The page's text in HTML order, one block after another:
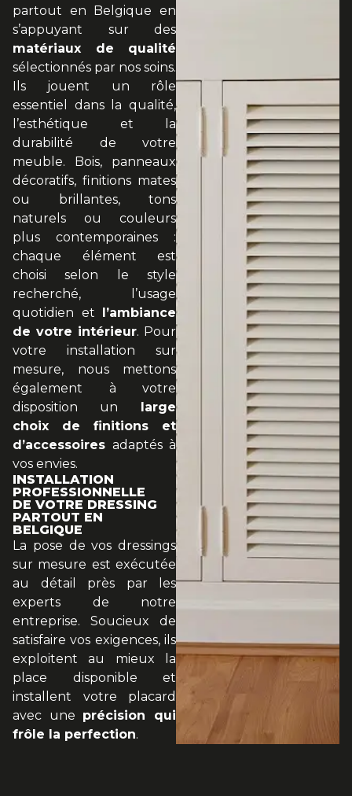
partout en Belgique en
s’appuyant sur des
matériaux de qualité
sélectionnés par nos soins.
Ils jouent un rôle
essentiel dans la qualité,
l’esthétique et la
durabilité de votre
meuble. Bois, panneaux
décoratifs, finitions mates
ou brillantes, tons
naturels ou couleurs
plus contemporaines :
chaque élément est
choisi selon le style
recherché, l’usage
quotidien et l’ambiance
de votre intérieur. Pour
votre installation sur
mesure, nous mettons
également à votre
disposition un large
choix de finitions et
d’accessoires adaptés à
vos envies.
INSTALLATION
PROFESSIONNELLE
DE VOTRE DRESSING
PARTOUT EN
BELGIQUE
La pose de vos dressings
sur mesure est exécutée
au détail près par les
experts de notre
entreprise. Soucieux de
satisfaire vos exigences, ils
exploitent au mieux la
place disponible et
installent votre placard
avec une précision qui
frôle la perfection.